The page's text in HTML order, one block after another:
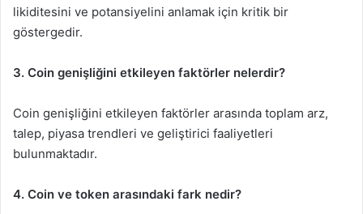
likiditesini ve potansiyelini anlamak için kritik bir
göstergedir.
3. Coin genişliğini etkileyen faktörler nelerdir?
Coin genişliğini etkileyen faktörler arasında toplam arz,
talep, piyasa trendleri ve geliştirici faaliyetleri
bulunmaktadır.
4. Coin ve token arasındaki fark nedir?